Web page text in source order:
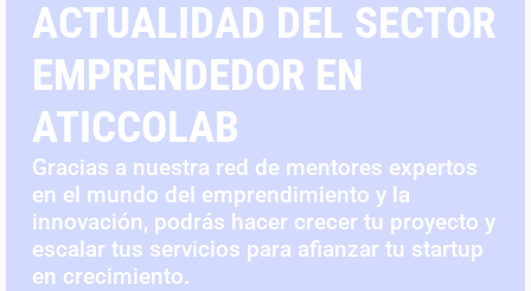
ACTUALIDAD DEL SECTOR
EMPRENDEDOR EN
ATICCOLAB
Gracias a nuestra red de mentores expertos
en el mundo del emprendimiento y la
innovación, podrás hacer crecer tu proyecto y
escalar tus servicios para afianzar tu startup
en crecimiento.